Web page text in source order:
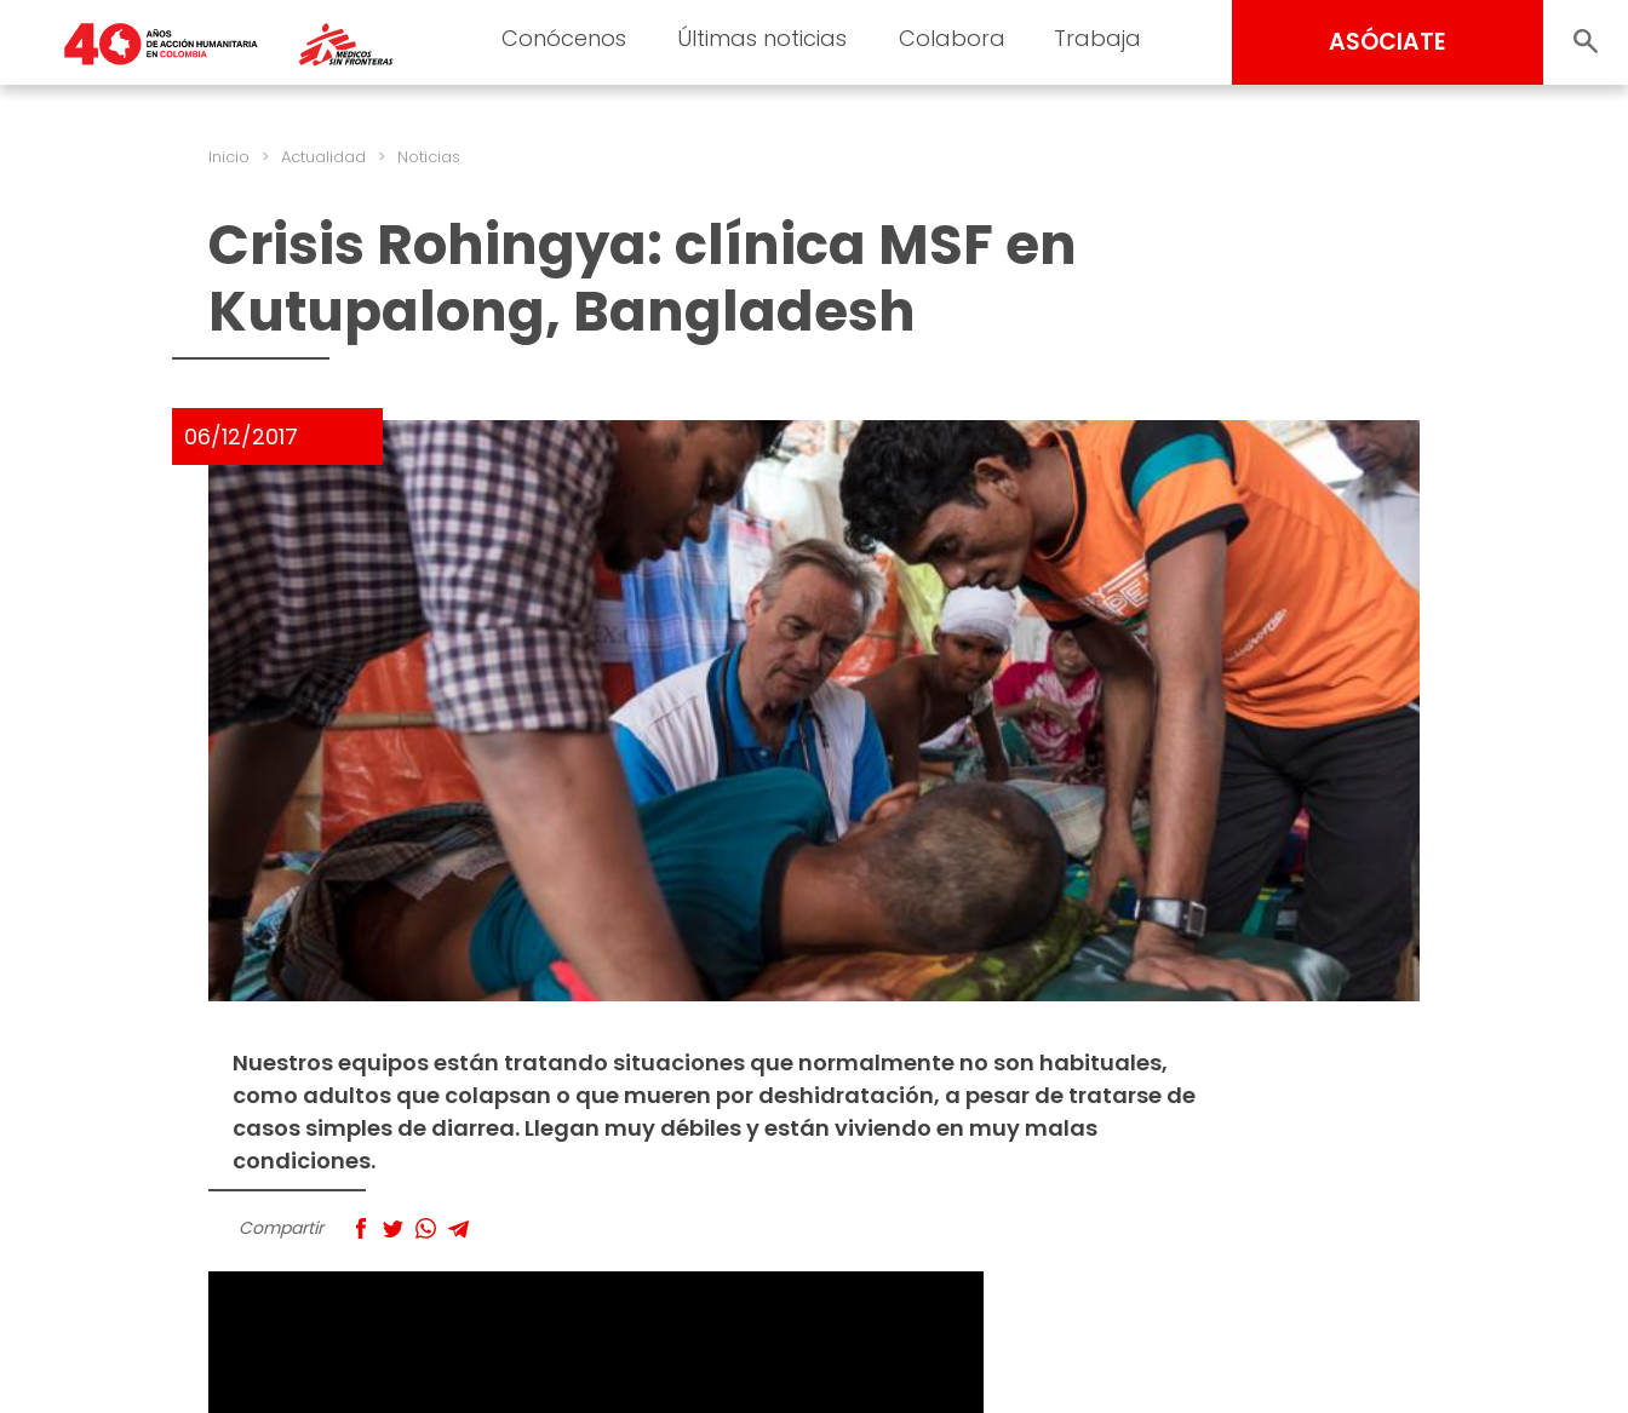
Conócenos Últimas noticias Colabora Trabaja ASÓCIATE
Inicio > Actualidad > Noticias
Crisis Rohingya: clínica MSF en
Kutupalong, Bangladesh
06/12/2017
Nuestros equipos están tratando situaciones que normalmente no son habituales,
como adultos que colapsan o que mueren por deshidratación, a pesar de tratarse de
casos simples de diarrea. Llegan muy débiles y están viviendo en muy malas
condiciones.
Compartir